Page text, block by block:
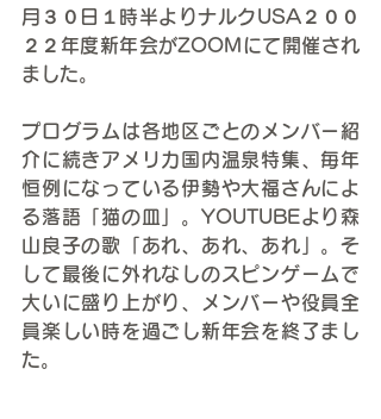
月３０日１時半よりナルクUSA２００
２２年度新年会がZOOMにて開催され
ました。
プログラムは各地区ごとのメンバー紹
介に続きアメリカ国内温泉特集、毎年
恒例になっている伊勢や大福さんによ
る落語「猫の皿」。YOUTUBEより森
山良子の歌「あれ、あれ、あれ」。そ
して最後に外れなしのスピンゲームで
大いに盛り上がり、メンバーや役員全
員楽しい時を過ごし新年会を終了まし
た。